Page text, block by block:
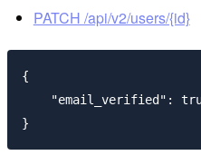
PATCH /api/v2/users/{id}
{
"email_verified":